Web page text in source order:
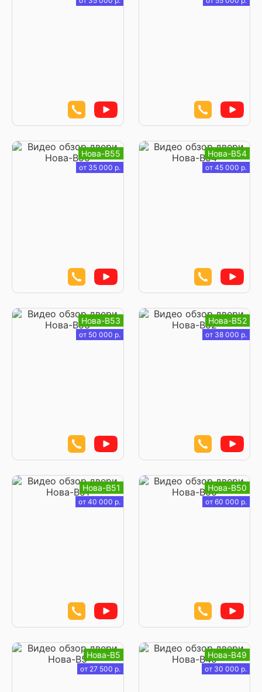
Нова-В55
от 35 000 р.
Нова-В54
от 45 000 р.
Нова-В53
от 50 000 р.
Нова-В52
от 38 000 р.
Нова-В51
от 40 000 р.
Нова-В50
от 60 000 р.
Нова-В5
от 27 500 р.
Нова-В49
от 30 000 р.